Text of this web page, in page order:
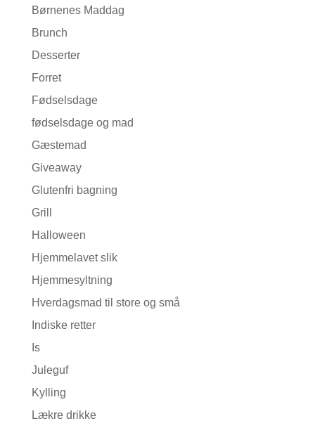
Børnenes Maddag
Brunch
Desserter
Forret
Fødselsdage
fødselsdage og mad
Gæstemad
Giveaway
Glutenfri bagning
Grill
Halloween
Hjemmelavet slik
Hjemmesyltning
Hverdagsmad til store og små
Indiske retter
Is
Juleguf
Kylling
Lækre drikke